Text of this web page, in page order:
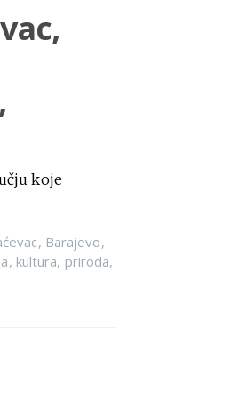
koje
, Barajevo,
, kultura, priroda,